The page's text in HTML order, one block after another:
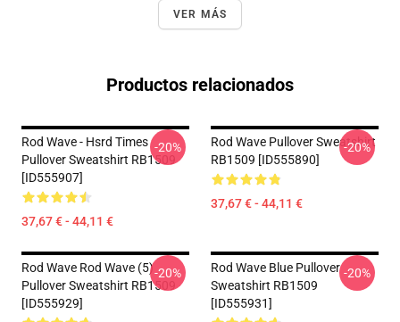
VER MÁS
Productos relacionados
Rod Wave - Hsrd Times
Pullover Sweatshirt RB1509
[ID555907]
37,67 € - 44,11 €
-20%
Rod Wave Pullover Sweatshirt
RB1509 [ID555890]
37,67 € - 44,11 €
-20%
Rod Wave Rod Wave (5)
Pullover Sweatshirt RB1509
[ID555929]
-20%
Rod Wave Blue Pullover
Sweatshirt RB1509
[ID555931]
-20%